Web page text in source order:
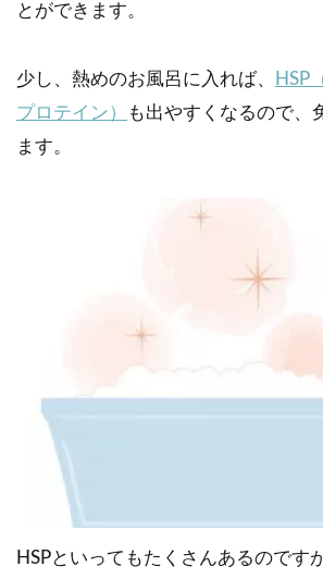
とができます。
少し、熱めのお風呂に入れば、
HSP
プロテイン）
も出やすくなるので、
ます。
HSPといってもたくさんあるのです